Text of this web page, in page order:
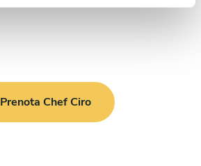
Prenota Chef Ciro